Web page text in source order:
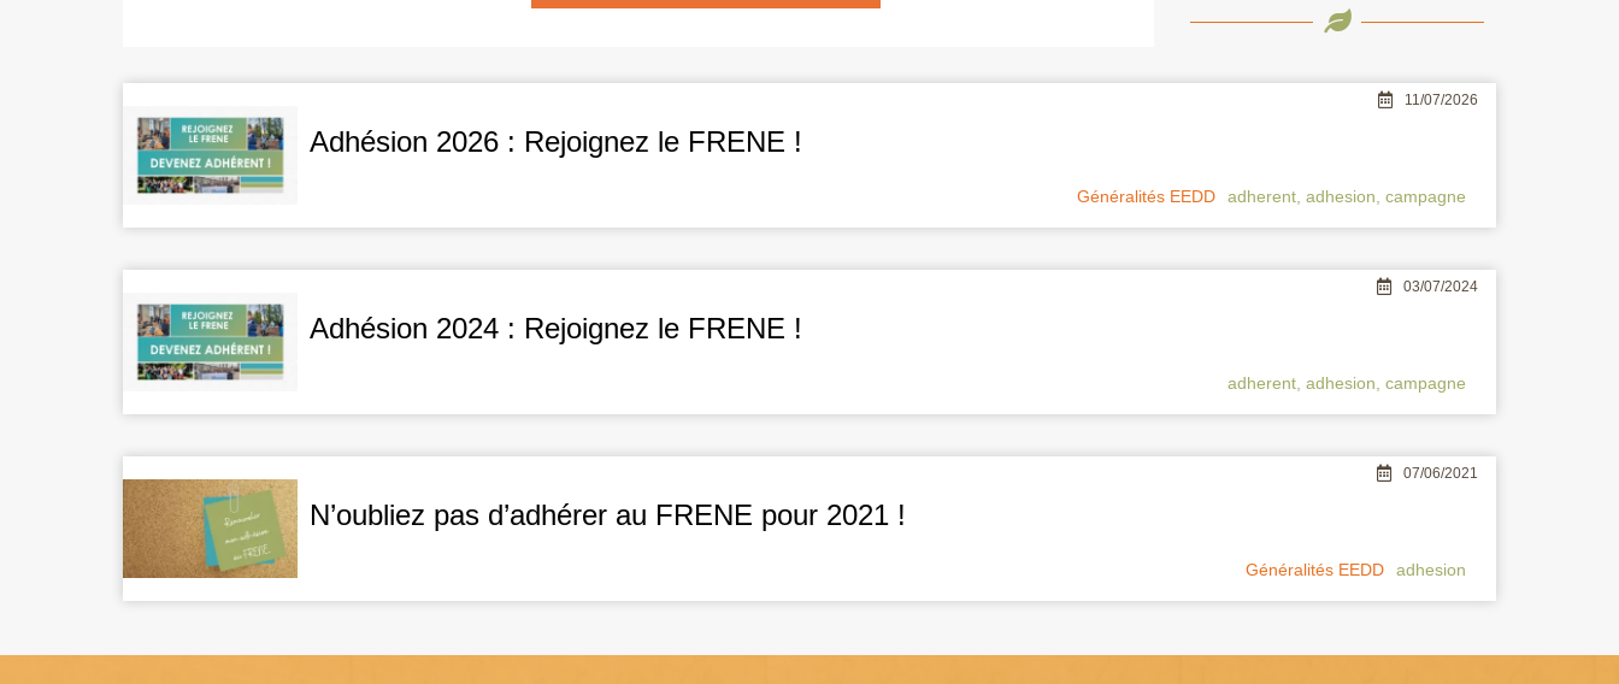
11/07/2026
Adhésion 2026 : Rejoignez le FRENE !
Généralités EEDD adherent, adhesion campagne
03/07/2024
Adhésion 2024 : Rejoignez le FRENE !
adherent, adhesion campagne
07/06/2021
N’oubliez pas d’adhérer au FRENE pour 2021 !
Généralités EEDD adhesion